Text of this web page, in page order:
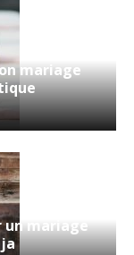
mariage
un mariage